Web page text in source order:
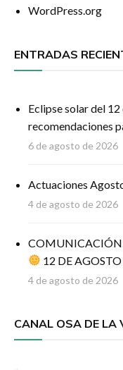
WordPress.org
ENTRADAS
Eclipse solar del
recomendaciones
6 de agosto de 2026
Actuaciones
4 de agosto de 2026
COMUNICACIÓN
12 DE AGOSTO
4 de agosto de 2026
CANAL OSA DE LA